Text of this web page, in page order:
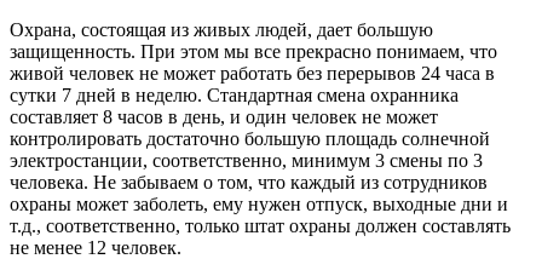
Охрана, состоящая из живых людей, дает большую
защищенность. При этом мы все прекрасно понимаем, что
живой человек не может работать без перерывов 24 часа в
сутки 7 дней в неделю. Стандартная смена охранника
составляет 8 часов в день, и один человек не может
контролировать достаточно большую площадь солнечной
электростанции, соответственно, минимум 3 смены по 3
человека. Не забываем о том, что каждый из сотрудников
охраны может заболеть, ему нужен отпуск, выходные дни и
т.д., соответственно, только штат охраны должен составлять
не менее 12 человек.